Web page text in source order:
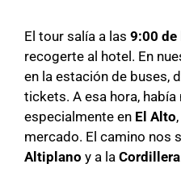
El tour salía a las 9:00 de
recogerte al hotel. En
en la estación de buses,
tickets. A esa hora,
especialmente en El Alto
mercado. El camino nos
Altiplano y a la Cordillera